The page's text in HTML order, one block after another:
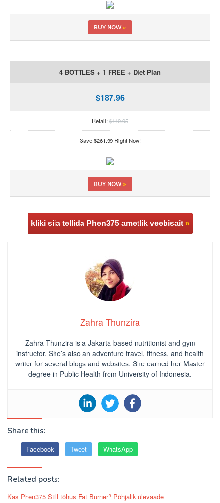
BUY NOW»
4 BOTTLES + 1 FREE + Diet Plan
$187.96
Retail:$449.95
Save $261.99 Right Now!
BUY NOW»
kliki siia tellida Phen375 ametlik veebisait »
Zahra Thunzira
Zahra Thunzira is a Jakarta-based nutritionist and gym
instructor. She’s also an adventure travel, fitness, and health
writer for several blogs and websites. She earned her Master
degree in Public Health from University of Indonesia.
Share this:
Facebook Tweet WhatsApp
Related posts:
Kas Phen375 Still tõhus Fat Burner? Põhjalik ülevaade